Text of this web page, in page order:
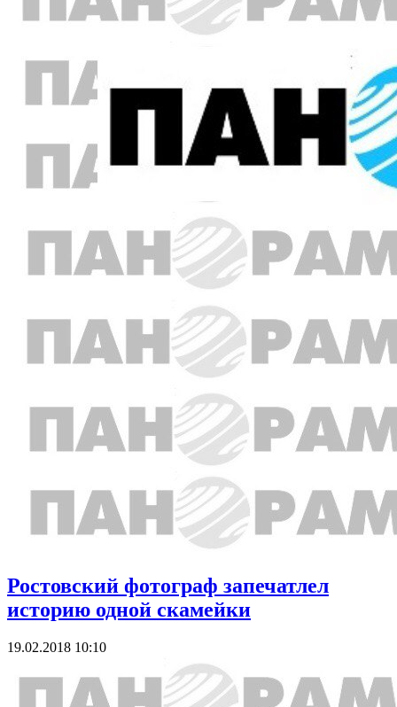
Ростовский фотограф запечатлел
историю одной скамейки
19.02.2018 10:10